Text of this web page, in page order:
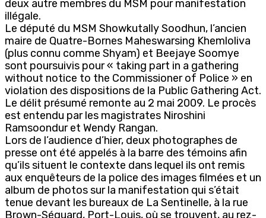
deux autre membres du MSM pour manifestation
illégale.
Le député du MSM Showkutally Soodhun, l’ancien
maire de Quatre-Bornes Maheswarsing Khemloliva
(plus connu comme Shyam) et Beejaye Soomye
sont poursuivis pour « taking part in a gathering
without notice to the Commissioner of Police » en
violation des dispositions de la Public Gathering Act.
Le délit présumé remonte au 2 mai 2009. Le procès
est entendu par les magistrates Niroshini
Ramsoondur et Wendy Rangan.
Lors de l’audience d’hier, deux photographes de
presse ont été appelés à la barre des témoins afin
qu’ils situent le contexte dans lequel ils ont remis
aux enquêteurs de la police des images filmées et un
album de photos sur la manifestation qui s’était
tenue devant les bureaux de La Sentinelle, à la rue
Brown-Séquard, Port-Louis, où se trouvent, au rez-